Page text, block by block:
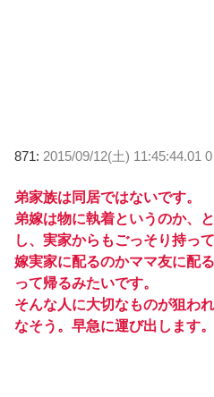
871: 2015/09/12(土) 11:45:44.01 0
弟家族は同居ではないです。
弟嫁は物に執着というのか、
し、実家からもごっそり持っ
嫁実家に配るのかママ友に配
って帰るみたいです。
そんな人に大切なものが狙わ
なそう。早急に運び出します。